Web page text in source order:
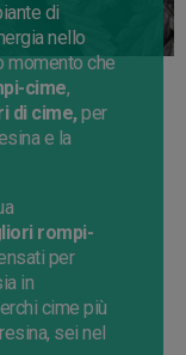
di
nello
momento che
cime,
di cime,per
e la
rompi-
per
in
cime più
sei nel